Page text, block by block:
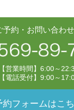
予約・お問い合わ
【営業時間】6:00～
【電話受付】9:00～
約フォームはこ